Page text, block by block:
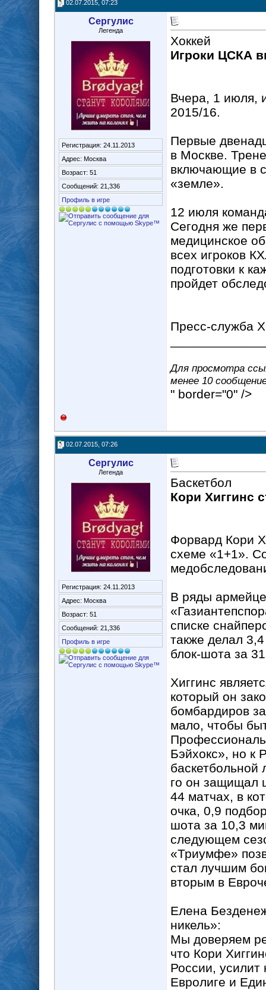
02.07.2015, 07:23
Сергулис
Легенда
Регистрация: 24.11.2013
Адрес: Москва
Возраст: 51
Сообщений: 21,336
Профиль в игре
Хоккей
Игроки ЦСКА
Вчера, 1 июля,
2015/16.
Первые
в Москве.
включающие в
«земле».
12 июля
Сегодня же
медицинское
всех игроков
подготовки к
пройдет
Пресс-служба
Для просмотра
менее 10
" border="0" />
02.07.2015, 07:26
Сергулис
Легенда
Регистрация: 24.11.2013
Адрес: Москва
Возраст: 51
Сообщений: 21,336
Профиль в игре
Баскетбол
Кори Хиггинс
Форвард Кори
схеме «1+1».
В ряды
списке
также делал
блок-шота за
Хиггинс
который он
бомбардиров
мало, чтобы
Бэйхокс», но к
баскетбольной
го он защищал
44 матчах, в
очка, 0,9
шота за 10,3
следующем
«Триумфе»
стал лучшим
вторым в
Елена
никель»:
Мы доверяем
что Кори
России, усилит
Евролиге и